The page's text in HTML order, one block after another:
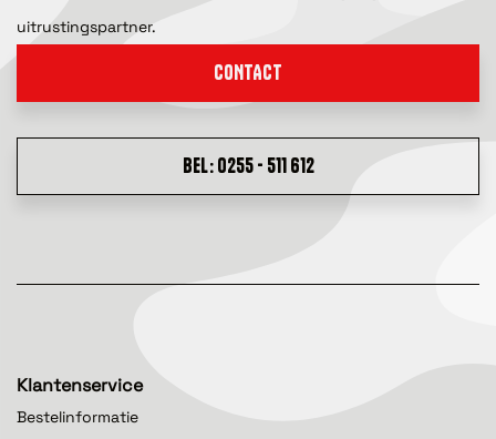
uitrustingspartner.
CONTACT
BEL: 0255 - 511 612
Klantenservice
Bestelinformatie